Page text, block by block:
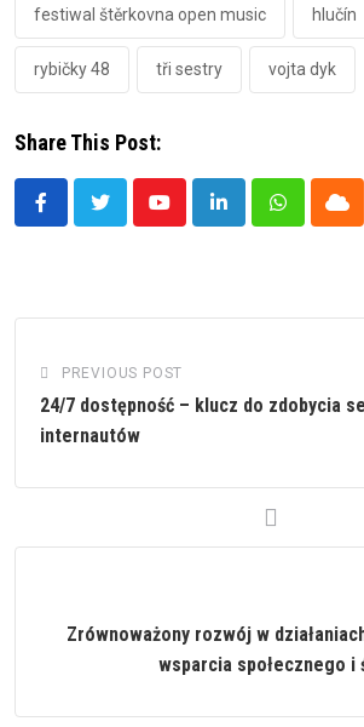
festiwal štěrkovna open music hlučín
rybičky 48 tři sestry vojta dyk
Share This Post:
YoutubeLinkedInWhatsapp
PREVIOUS POST
24/7 dostępność – klucz do zdobycia
internautów
Zrównoważony rozwój w
wsparcia społecznego